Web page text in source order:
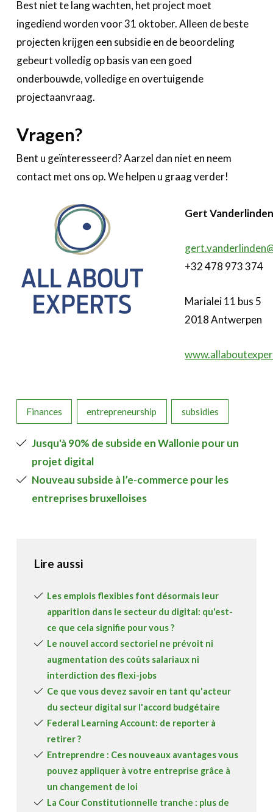
Best niet te lang wachten, het project moet
ingediend worden voor 31 oktober. Alleen de beste
projecten krijgen een subsidie en de beoordeling
gebeurt volledig op basis van een goed
onderbouwde, volledige en overtuigende
projectaanvraag.
Vragen?
Bent u geïnteresseerd? Aarzel dan niet en neem
contact met ons op. We helpen u graag verder!
Gert
+32 478 973 374
Marialei 11 bus 5
2018 Antwerpen
Finances entrepreneurship subsidies
Jusqu'à 90% de subside en Wallonie pour un
projet digital
Nouveau subside à l’e-commerce pour les
entreprises bruxelloises
Lire aussi
Les emplois flexibles font désormais leur
apparition dans le secteur du digital: qu'est-
ce que cela signifie pour vous ?
Le nouvel accord sectoriel ne prévoit ni
augmentation des coûts salariaux ni
interdiction des flexi-jobs
Ce que vous devez savoir en tant qu'acteur
du secteur digital sur l'accord budgétaire
Federal Learning Account: de reporter à
retirer ?
Entreprendre : Ces nouveaux avantages vous
pouvez appliquer à votre entreprise grâce à
un changement de loi
La Cour Constitutionnelle tranche : plus de